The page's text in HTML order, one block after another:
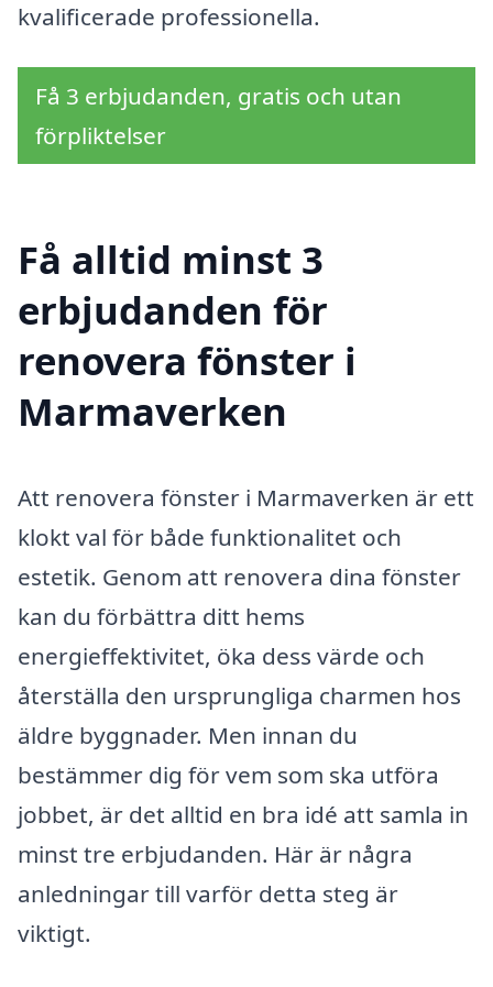
kvalificerade professionella.
Få 3 erbjudanden, gratis och utan
förpliktelser
Få alltid minst 3
erbjudanden för
renovera fönster i
Marmaverken
Att renovera fönster i Marmaverken är ett
klokt val för både funktionalitet och
estetik. Genom att renovera dina fönster
kan du förbättra ditt hems
energieffektivitet, öka dess värde och
återställa den ursprungliga charmen hos
äldre byggnader. Men innan du
bestämmer dig för vem som ska utföra
jobbet, är det alltid en bra idé att samla in
minst tre erbjudanden. Här är några
anledningar till varför detta steg är
viktigt.